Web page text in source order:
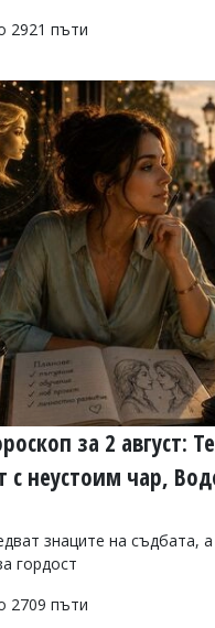
2921 пъти
за 2 август:
с неустоим чар,
знаците на съдбата,
гордост
2709 пъти